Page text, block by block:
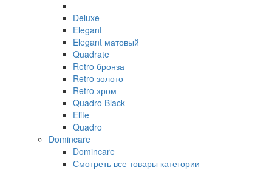
Deluxe
Elegant
Elegant матовый
Quadrate
Retro бронза
Retro золото
Retro хром
Quadro Black
Elite
Quadro
Domincare
Domincare
Смотреть все товары категории